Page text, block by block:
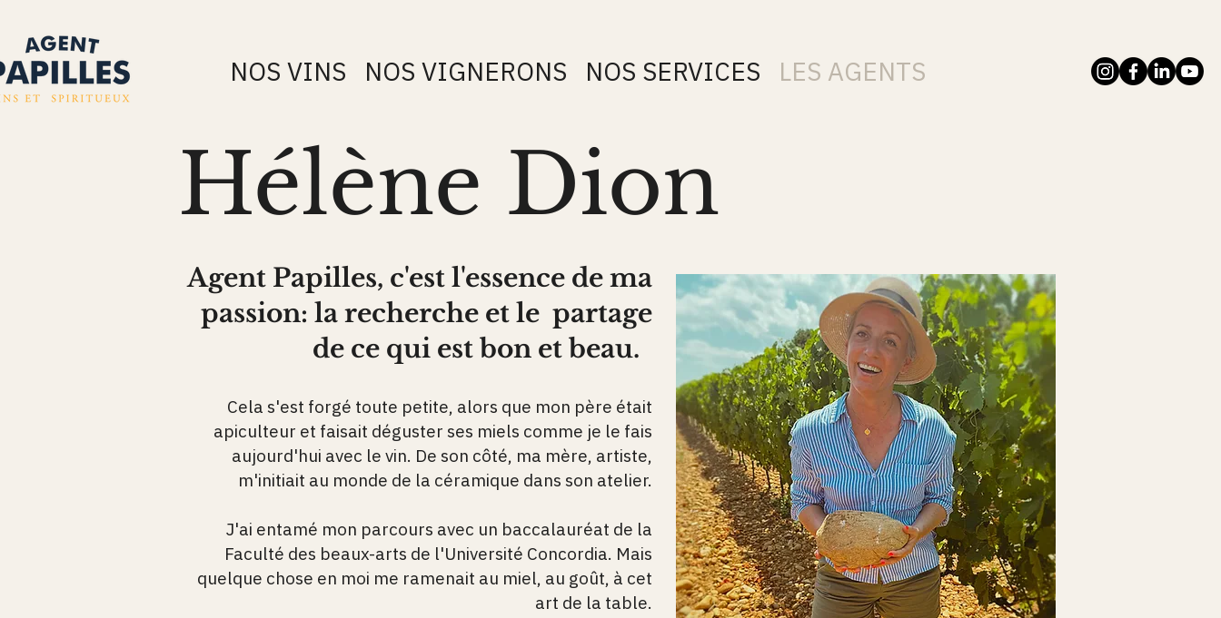
NOS VINS NOS VIGNERONS NOS SERVICES LES AGENTS
Hélène Dion
Agent Papilles, c'est l'essence de ma
passion: la recherche et le partage
de ce qui est bon et beau.
Cela s'est forgé toute petite, alors que mon père était
apiculteur et faisait déguster ses miels comme je le fais
aujourd'hui avec le vin. De son côté, ma mère, artiste,
m'initiait au monde de la céramique dans son atelier.
J'ai entamé mon parcours avec un baccalauréat de la
Faculté des beaux-arts de l'Université Concordia. Mais
quelque chose en moi me ramenait au miel, au goût, à cet
art de la table.​​​​​​​​​​​​​​​​​​